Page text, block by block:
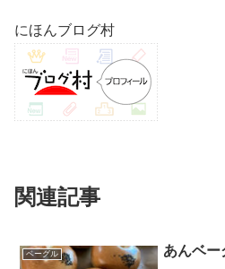
にほんブログ村
関連記事
ベーグル あんベー